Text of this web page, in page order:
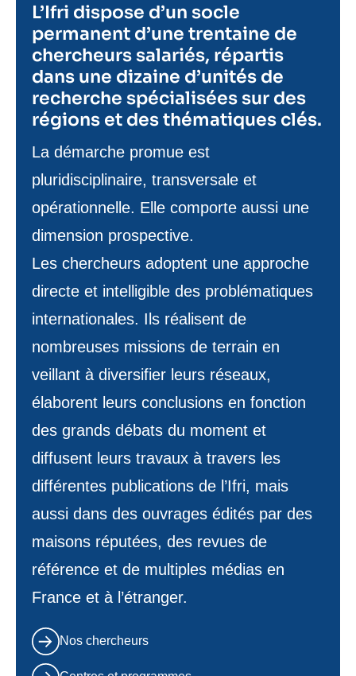
L’Ifri dispose d’un socle
permanent d’une trentaine de
chercheurs salariés, répartis
dans une dizaine d’unités de
recherche spécialisées sur des
régions et des thématiques clés.
Texte
de
contenu
La démarche promue est
pluridisciplinaire, transversale et
opérationnelle. Elle comporte aussi une
dimension prospective.
Les chercheurs adoptent une approche
directe et intelligible des problématiques
internationales. Ils réalisent de
nombreuses missions de terrain en
veillant à diversifier leurs réseaux,
élaborent leurs conclusions en fonction
des grands débats du moment et
diffusent leurs travaux à travers les
différentes publications de l’Ifri, mais
aussi dans des ouvrages édités par des
maisons réputées, des revues de
référence et de multiples médias en
France et à l’étranger.
Nos chercheurs